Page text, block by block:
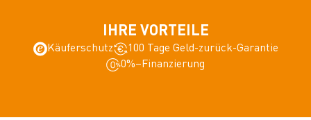
IHRE VORTEILE
Käuferschutz
100 Tage Geld-zurück-Garantie
0%–Finanzierung